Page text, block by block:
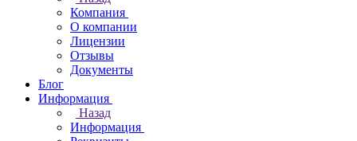
Компания
О компании
Лицензии
Отзывы
Документы
Блог
Информация
Назад
Информация